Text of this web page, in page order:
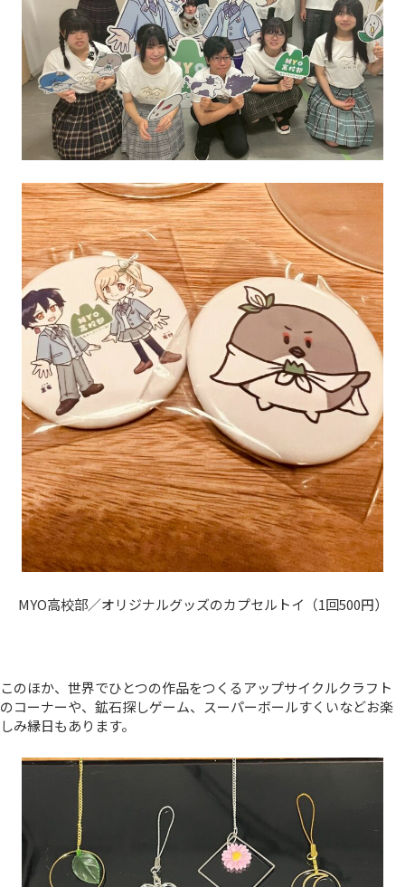
MYO高校部／オリジナルグッズのカプセルトイ（1回500円）
このほか、世界でひとつの作品をつくるアップサイクルクラフト
のコーナーや、鉱石探しゲーム、スーパーボールすくいなどお楽
しみ縁日もあります。